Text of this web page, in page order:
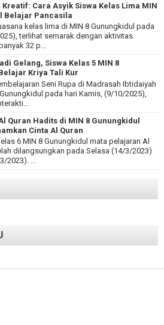
Cara Asyik Siswa Kelas Lima MIN
Belajar Pancasila
kelas lima di MIN 8 Gunungkidul pada
terlihat semarak dengan aktivitas
32 p...
Gelang, Siswa Kelas 5 MIN 8
Kriya Tali Kur
Seni Rupa di Madrasah Ibtidaiyah
pada hari Kamis, (9/10/2025),
Quran Hadits di MIN 8 Gunungkidul
Cinta Al Quran
6 MIN 8 Gunungkidul mata pelajaran Al
dilangsungkan pada Selasa (14/3/2023)
2023). ...